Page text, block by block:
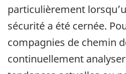
particulièrement
sécurité a été cernée.
compagnies de chemin
continuellement